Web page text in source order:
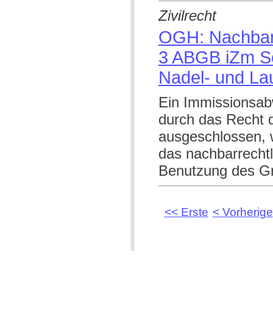
Zivilrecht
OGH:
3 ABGB iZm
Nadel- und
Ein
durch das Recht
ausgeschlossen,
das
Benutzung des
<< Erste < Vorherige